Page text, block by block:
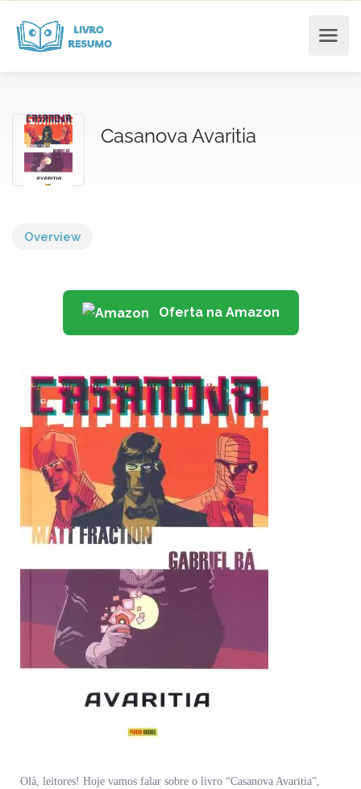
Casanova Avaritia
Overview
Oferta na Amazon
Olá, leitores! Hoje vamos falar sobre o livro “Casanova Avaritia”,